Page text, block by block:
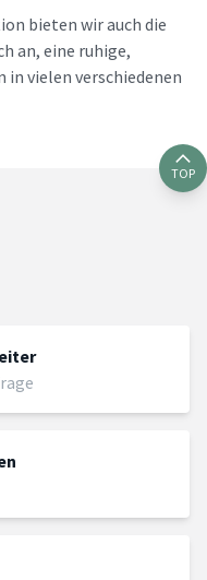
bieten wir auch die
an, eine ruhige,
vielen verschiedenen
TOP